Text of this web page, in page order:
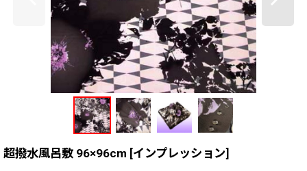
超撥水風呂敷 96×96cm [インプレッション]